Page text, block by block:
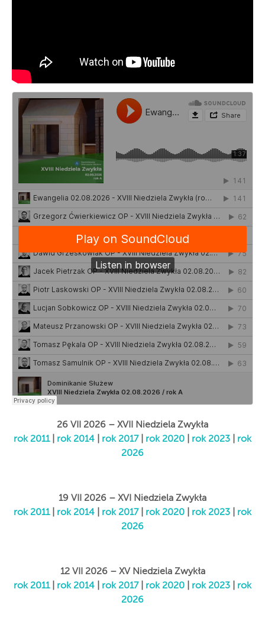
26 VII 2026 – XVII Niedziela Zwykła
rok 2011| rok 2014 rok 2017 rok 2020 rok 2023
rok
2026
19 VII 2026 – XVI Niedziela Zwykła
rok 2011| rok 2014 rok 2017 rok 2020 rok 2023
rok
2026
12 VII 2026 – XV Niedziela Zwykła
rok 2011| rok 2014 rok 2017 rok 2020 rok 2023
rok
2026